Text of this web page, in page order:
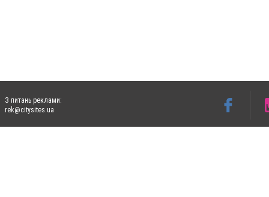
З питань реклами:
rek@citysites.ua